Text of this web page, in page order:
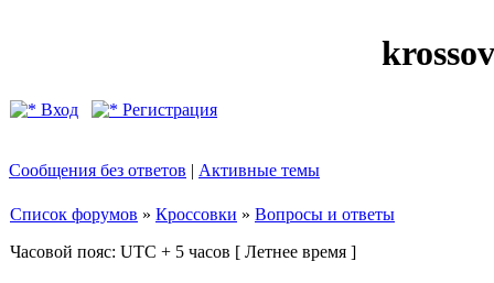
Вход Регистрация
Сообщения без ответов | Активные темы
Список форумов » Кроссовки » Вопросы и ответы
Часовой пояс: UTC + 5 часов [ Летнее время ]